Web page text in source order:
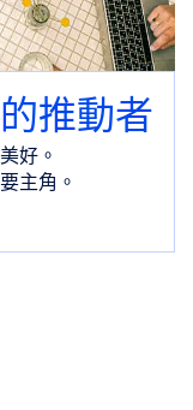
推動者
好。
主角。